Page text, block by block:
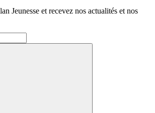
Jeunesse et recevez nos actualités et nos